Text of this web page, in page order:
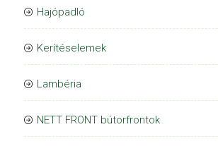
Hajópadló
Kerítéselemek
Lambéria
NETT FRONT bútorfrontok